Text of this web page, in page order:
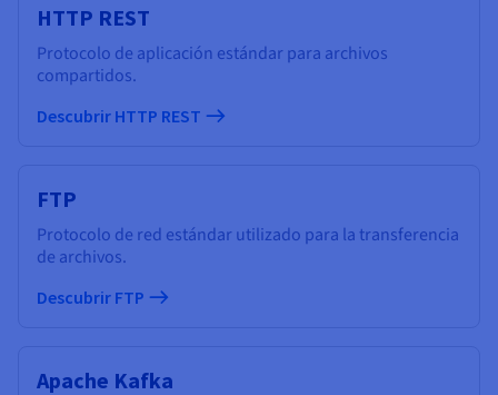
HTTP REST
Protocolo de aplicación estándar para archivos
compartidos.
Descubrir HTTP REST
FTP
Protocolo de red estándar utilizado para la transferencia
de archivos.
Descubrir FTP
Apache Kafka